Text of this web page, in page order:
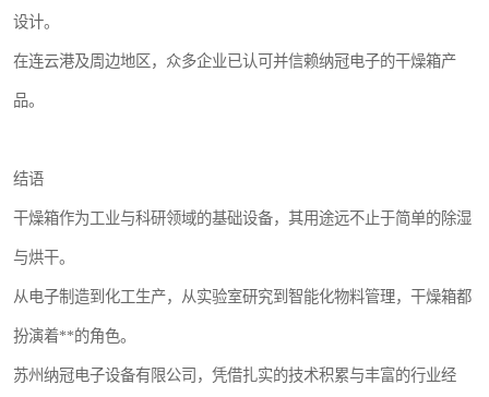
设计。
在连云港及周边地区，众多企业已认可并信赖纳冠电子的干燥箱产
品。
结语
干燥箱作为工业与科研领域的基础设备，其用途远不止于简单的除湿
与烘干。
从电子制造到化工生产，从实验室研究到智能化物料管理，干燥箱都
扮演着**的角色。
苏州纳冠电子设备有限公司，凭借扎实的技术积累与丰富的行业经